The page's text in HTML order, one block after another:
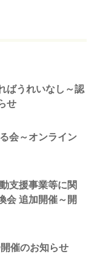
ばうれいなし～認
せ
会～オンライン
支援事業等に関
会 追加開催～開
催のお知らせ